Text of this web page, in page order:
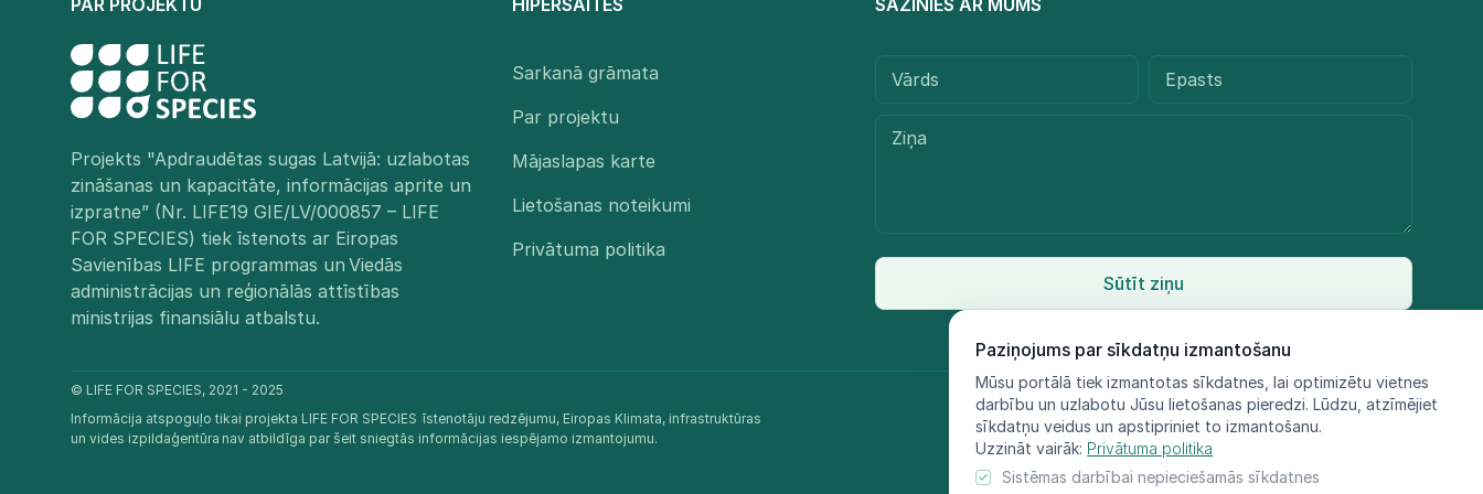
Paziņojums par sīkdatņu izmantošanu
Mūsu portālā tiek izmantotas sīkdatnes, lai optimizētu vietnes
darbību un uzlabotu Jūsu lietošanas pieredzi. Lūdzu, atzīmējiet
sīkdatņu veidus un apstipriniet to izmantošanu.
Uzzināt vairāk: Privātuma politika
Sistēmas darbībai nepieciešamās sīkdatnes
PAR PROJEKTU
Projekts "Apdraudētas sugas Latvijā: uzlabotas
zināšanas un kapacitāte, informācijas aprite un
izpratne” (Nr. LIFE19 GIE/LV/000857 – LIFE
FOR SPECIES) tiek īstenots ar Eiropas
Savienības LIFE programmas un Viedās
administrācijas un reģionālās attīstības
ministrijas finansiālu atbalstu.​
HIPERSAITES
Sarkanā grāmata
Par projektu
Mājaslapas karte
Lietošanas noteikumi
Privātuma politika
SAZINIES AR MUMS
Sūtīt ziņu
© LIFE FOR SPECIES, 2021 - 2025
Informācija atspoguļo tikai projekta LIFE FOR SPECIES īstenotāju redzējumu, Eiropas Klimata, infrastruktūras
un vides izpildaģentūra nav atbildīga par šeit sniegtās informācijas iespējamo izmantojumu.​